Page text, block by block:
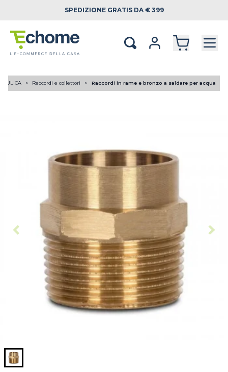
SPEDIZIONE GRATIS DA € 399
Raccordi e collettori Raccordi in rame e bronzo a saldare per acqua